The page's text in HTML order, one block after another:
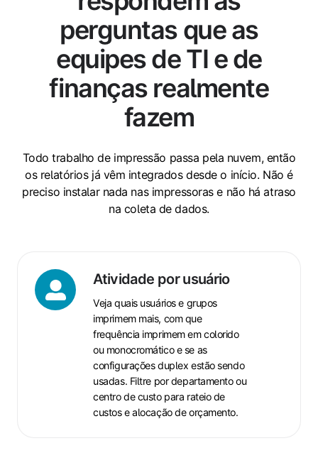
perguntas que as
equipes de TI e de
finanças realmente
fazem
Todo trabalho de impressão passa pela nuvem, então
os relatórios já vêm integrados desde o início. Não é
preciso instalar nada nas impressoras e não há atraso
na coleta de dados.
Atividade por usuário
Veja quais usuários e grupos
imprimem mais, com que
frequência imprimem em colorido
ou monocromático e se as
configurações duplex estão sendo
usadas. Filtre por departamento ou
centro de custo para rateio de
custos e alocação de orçamento.
Atividade
por
usuário